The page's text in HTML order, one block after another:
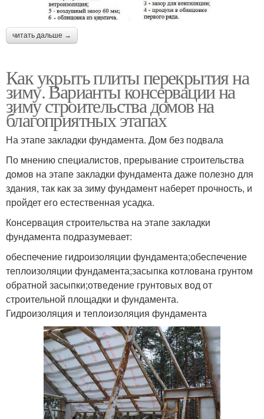
читать дальше →
Как укрыть плиты перекрытия на
зиму. Варианты консервации на
зиму строительства домов на
благоприятных этапах
На этапе закладки фундамента. Дом без подвала
По мнению специалистов, прерывание строительства
домов на этапе закладки фундамента даже полезно для
здания, так как за зиму фундамент наберет прочность, и
пройдет его естественная усадка.
Консервация строительства на этапе закладки
фундамента подразумевает:
обеспечение гидроизоляции фундамента;обеспечение
теплоизоляции фундамента;засыпка котлована грунтом
обратной засыпки;отведение грунтовых вод от
строительной площадки и фундамента.
Гидроизоляция и теплоизоляция фундамента